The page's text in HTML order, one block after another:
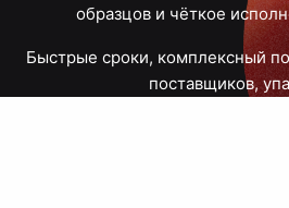
образцов и чёткое
Быстрые сроки, комплексный
поставщиков,